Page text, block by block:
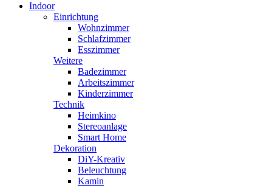
Indoor
Einrichtung
Wohnzimmer
Schlafzimmer
Esszimmer
Weitere
Badezimmer
Arbeitszimmer
Kinderzimmer
Technik
Heimkino
Stereoanlage
Smart Home
Dekoration
DiY-Kreativ
Beleuchtung
Kamin